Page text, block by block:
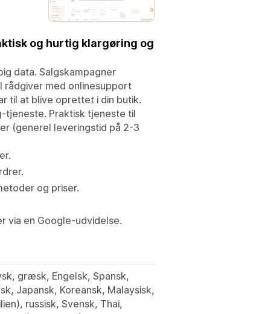
og hurtig klargøring og
data. Salgskampagner
med onlinesupport
til at blive oprettet i din butik.
tjeneste. Praktisk tjeneste til
(generel leveringstid på 2-3
og priser.
via en Google-udvidelse.
græsk, Engelsk, Spansk,
Japansk, Koreansk, Malaysisk,
russisk, Svensk, Thai,